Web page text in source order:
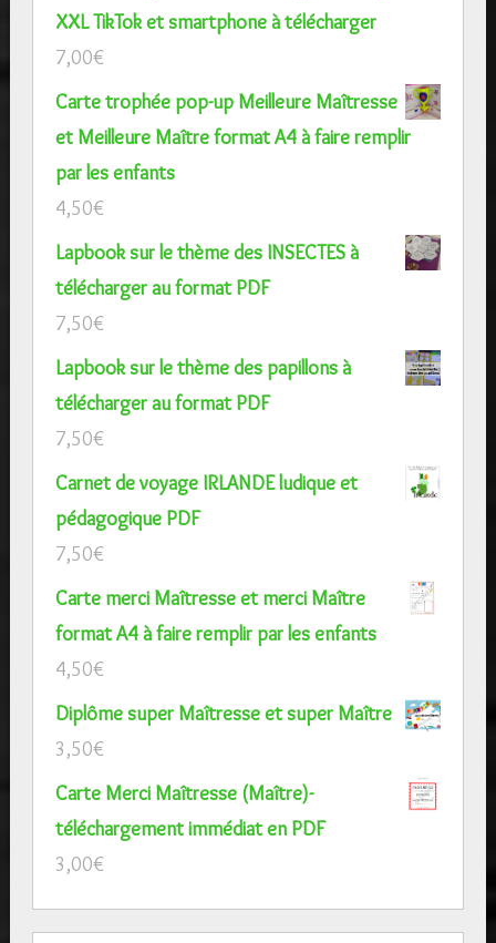
XXL TikTok et smartphone à télécharger
7,00€
Carte trophée pop-up Meilleure Maîtresse
et Meilleure Maître format A4 à faire remplir
par les enfants
4,50€
Lapbook sur le thème des INSECTES à
télécharger au format PDF
7,50€
Lapbook sur le thème des papillons à
télécharger au format PDF
7,50€
Carnet de voyage IRLANDE ludique et
pédagogique PDF
7,50€
Carte merci Maîtresse et merci Maître
format A4 à faire remplir par les enfants
4,50€
Diplôme super Maîtresse et super Maître
3,50€
Carte Merci Maîtresse (Maître)-
téléchargement immédiat en PDF
3,00€